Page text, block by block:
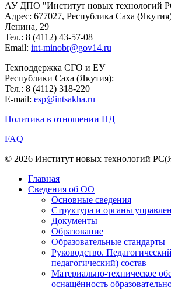
АУ ДПО "Институт новых технологий
Адрес: 677027, Республика Саха
Ленина, 29
Тел.: 8 (4112) 43-57-08
Email: int-minobr@gov14.ru
Техподдержка СГО и ЕУ
Республики Саха (Якутия):
Тел.: 8 (4112) 318-220
E-mail: esp@intsakha.ru
Политика в отношении ПД
FAQ
© 2026 Институт новых технологий
Главная
Сведения об ОО
Основные сведения
Структура и органы
Документы
Образование
Образовательные стандарты
Руководство.
педагогический) состав
Материально-техническое
оснащённость